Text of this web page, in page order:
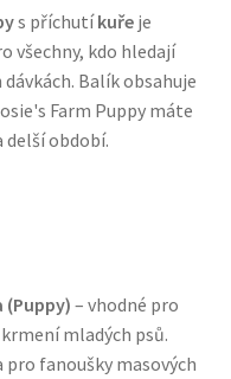
přirozené složení
s příchutíkuřeje
všechny, kdo hledají
Balík obsahuje
Farm Puppy máte
delší období.
– vhodné pro
mladých psů.
fanoušky masových